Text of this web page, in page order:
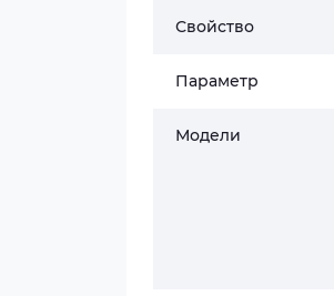
Свойство
Параметр
Модели